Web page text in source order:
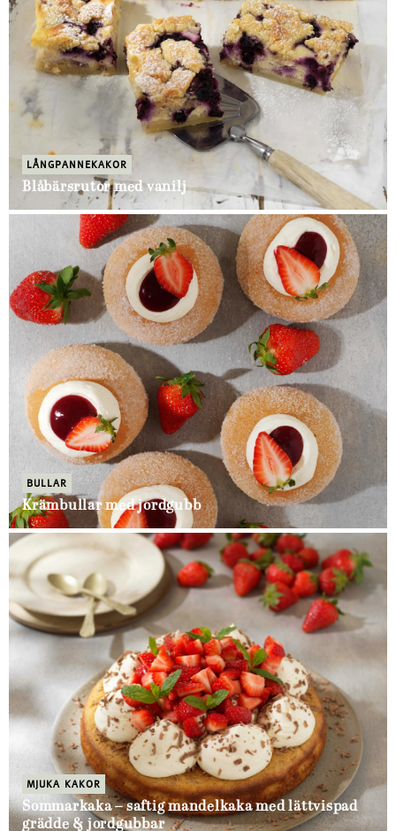
LÅNGPANNEKAKOR
Blåbärsrutor med vanilj
BULLAR
Krämbullar med jordgubb
MJUKA KAKOR
Sommarkaka – saftig mandelkaka med lättvispad
grädde & jordgubbar